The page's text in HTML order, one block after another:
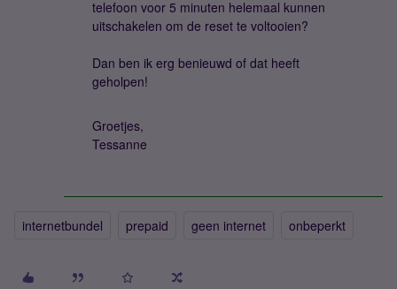
telefoon voor 5 minuten helemaal kunnen
uitschakelen om de reset te voltooien?
Dan ben ik erg benieuwd of dat heeft
geholpen!
Groetjes,
Tessanne
internetbundel prepaid geen internet onbeperkt